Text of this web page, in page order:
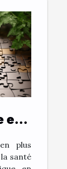
en
plus
santé